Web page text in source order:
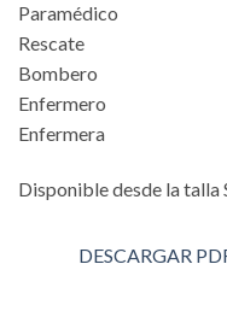
Paramédico
Rescate
Bombero
Enfermero
Enfermera
Disponible desde la talla
DESCARGAR